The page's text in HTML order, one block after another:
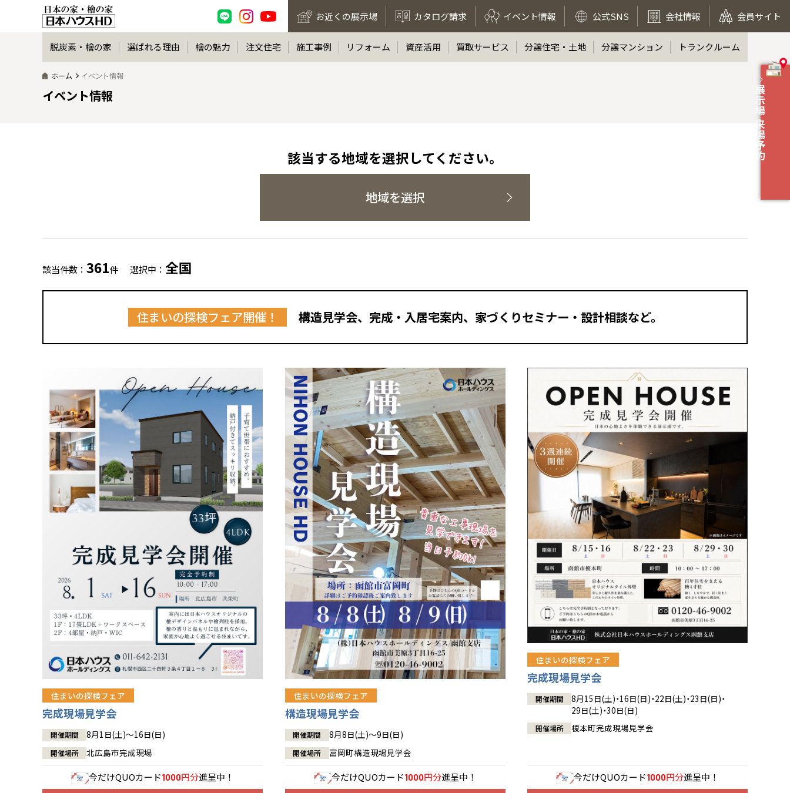
お近くの展示場 カタログ請求 イベント情報 公式SNS 会社情報 会員サイト
展示場 来場予約
脱炭素・檜の家 選ばれる理由 檜の魅力 注文住宅 施工事例 リフォーム 資産活用 買取サービス 分譲住宅・土地 分譲マンション トランクルーム
ホーム イベント情報
イベント情報
該当する地域を選択してください。
地域を選択
該当件数： 361件 選択中： 全国
住まいの探検フェア開催！ 構造見学会、完成・入居宅案内、家づくりセミナー・設計相談など。
住まいの探検フェア
完成現場見学会
開催期間 8月1日(土)～16日(日)
開催場所 北広島市完成現場
今だけQUOカード1000円分進呈中！
住まいの探検フェア
構造現場見学会
開催期間 8月8日(土)～9日(日)
開催場所 富岡町構造現場見学会
今だけQUOカード1000円分進呈中！
住まいの探検フェア
完成現場見学会
開催期間
8月15日(土)・16日(日)・22日(土)・23日(日)・
29日(土)・30日(日)
開催場所 榎本町完成現場見学会
今だけQUOカード1000円分進呈中！
全国の展示場
北海道
札幌
道央
道北
東北
青森
秋田
宮城
福島
甲信越・北陸
新潟
富山
石川
福井
関東
神奈川
埼玉
千葉
茨城
栃木
群馬
岐阜
静岡
三重
大阪
京都
兵庫
奈良
滋賀
中国・四国
岡山
香川
愛媛
鳥取
九州
福岡
佐賀
熊本
分譲マンション
※現住所のある都道府県以外の建築予定地の方でも
現住所の有るお近くの展示場又は店舗にお問合せください。
移住の計画の方もご相談対応します。お気軽にご相談ください。
お近くのイベント
北海道
札幌
札幌
小樽
道央
苫小牧千歳
小樽
道北
旭川
道南
函館
室蘭
道東
帯広
釧路
東北
青森県
八戸
青森
秋田県
秋田
岩手県
盛岡
北上
山形県
山形
宮城県
仙台
福島県
郡山
福島
いわき
会津
甲信越・北陸
新潟県
新潟
長岡
甲府
長野県
長野
松本
富山県
富山
石川県
金沢
福井県
福井
関東
東京都
世田谷
八王子
神奈川県
横浜
湘南
相模
埼玉県
埼玉
所沢
千葉県
千葉
茨城県
水戸
栃木県
宇都宮
小山
愛知県
名古屋
豊橋
岐阜県
岐阜
静岡県
静岡
浜松
三重県
四日市
大阪府
大阪
京都府
京都
兵庫県
姫路
奈良県
奈良
中国・四国
岡山県
岡山
香川県
高松
愛媛県
九州
福岡県
福岡
佐賀県
佐賀
熊本県
熊本
大分県
大分